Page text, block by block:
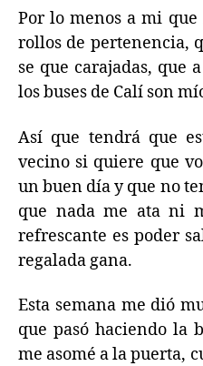
Por lo menos a mi que
rollos de pertenencia,
se que carajadas, que
los buses de Calí son
Así que tendrá que
vecino si quiere que
un buen día y que no
que nada me ata ni
refrescante es poder
regalada gana.
Esta semana me dió
que pasó haciendo la
me asomé a la puerta,